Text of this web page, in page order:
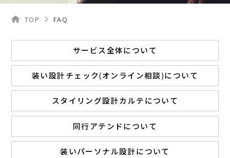
TOP FAQ
サービス全体について
装い設計チェック(オンライン相談)について
スタイリング設計カルテについて
同行アテンドについて
装いパーソナル設計について